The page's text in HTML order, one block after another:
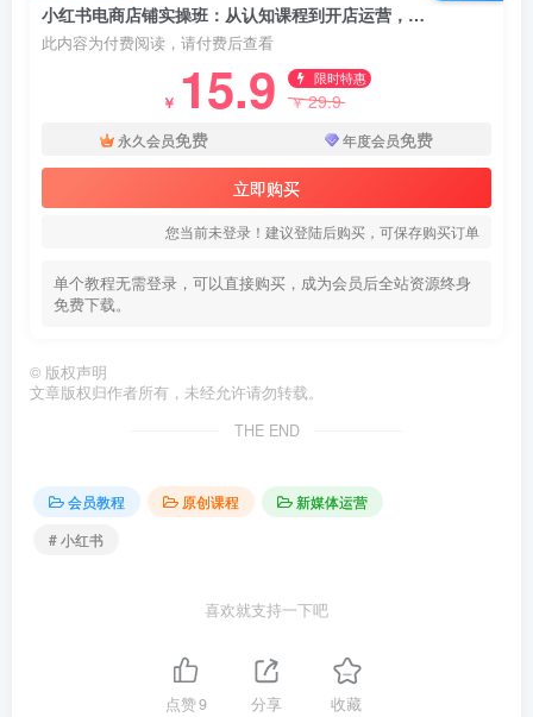
小红书电商店铺实操班：从认知课程到开店运营，助力打造爆款笔记
此内容为付费阅读，请付费后查看
￥ 15.9 限时特惠
￥29.9
永久会员免费 年度会员免费
立即购买
您当前未登录！建议登陆后购买，可保存购买订单
单个教程无需登录，可以直接购买，成为会员后全站资源终身
免费下载。
© 版权声明
文章版权归作者所有，未经允许请勿转载。
THE END
会员教程 原创课程
新媒体运营
# 小红书
喜欢就支持一下吧
点赞9 分享 收藏